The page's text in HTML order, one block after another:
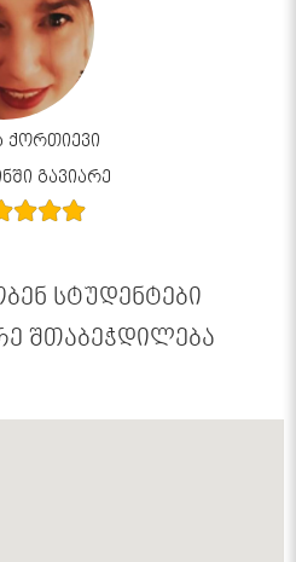
ქორთიევი
გავიარე
სტუდენტები
შთაბეჭდილება